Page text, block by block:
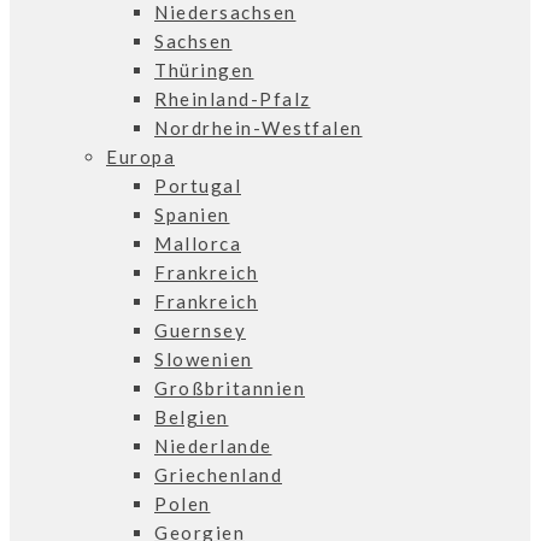
Niedersachsen
Sachsen
Thüringen
Rheinland-Pfalz
Nordrhein-Westfalen
Europa
Portugal
Spanien
Mallorca
Frankreich
Frankreich
Guernsey
Slowenien
Großbritannien
Belgien
Niederlande
Griechenland
Polen
Georgien